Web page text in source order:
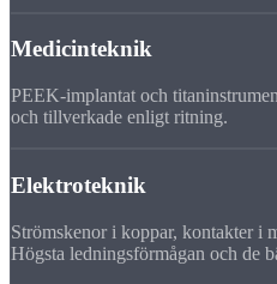
Medicinteknik
PEEK-implantat och
och tillverkade enligt ritning.
Elektroteknik
Strömskenor i koppar, kontakter i
Högsta ledningsförmågan och de